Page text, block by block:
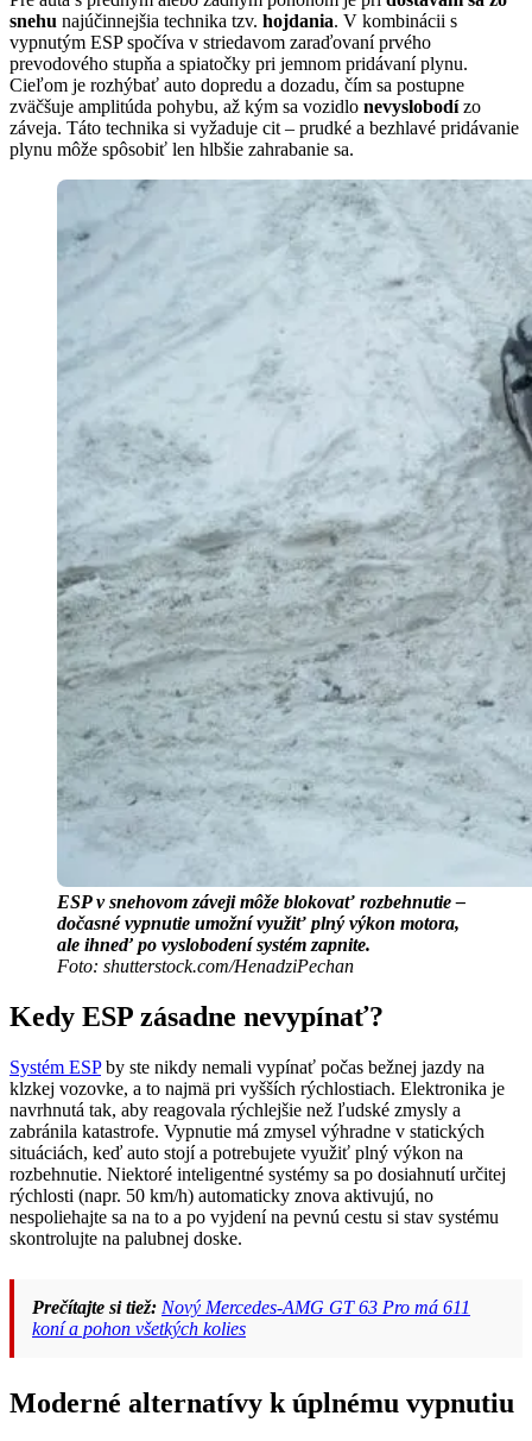
snehu najúčinnejšia technika tzv. hojdania. V kombinácii s
vypnutým ESP spočíva v striedavom zaraďovaní prvého
prevodového stupňa a spiatočky pri jemnom pridávaní plynu.
Cieľom je rozhýbať auto dopredu a dozadu, čím sa postupne
zväčšuje amplitúda pohybu, až kým sa vozidlo nevyslobodízo
záveja. Táto technika si vyžaduje cit – prudké a bezhlavé pridávanie
plynu môže spôsobiť len hlbšie zahrabanie sa.
ESP v snehovom záveji môže blokovať rozbehnutie –
dočasné vypnutie umožní využiť plný výkon motora,
ale ihneď po vyslobodení systém zapnite.
Foto: shutterstock.com/HenadziPechan
Kedy ESP zásadne nevypínať?
Systém ESPby ste nikdy nemali vypínať počas bežnej jazdy na
klzkej vozovke, a to najmä pri vyšších rýchlostiach. Elektronika je
navrhnutá tak, aby reagovala rýchlejšie než ľudské zmysly a
zabránila katastrofe. Vypnutie má zmysel výhradne v statických
situáciách, keď auto stojí a potrebujete využiť plný výkon na
rozbehnutie. Niektoré inteligentné systémy sa po dosiahnutí určitej
rýchlosti (napr. 50 km/h) automaticky znova aktivujú, no
nespoliehajte sa na to a po vyjdení na pevnú cestu si stav systému
skontrolujte na palubnej doske.
Prečítajte si tiež: Nový Mercedes-AMG GT 63 Pro má 611
koní a pohon všetkých kolies
Moderné alternatívy k úplnému vypnutiu